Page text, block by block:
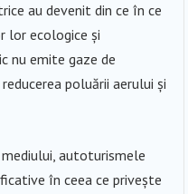
au devenit din ce în ce
lor ecologice și
nu emite gaze de
poluării aerului și
autoturismele
în ceea ce privește